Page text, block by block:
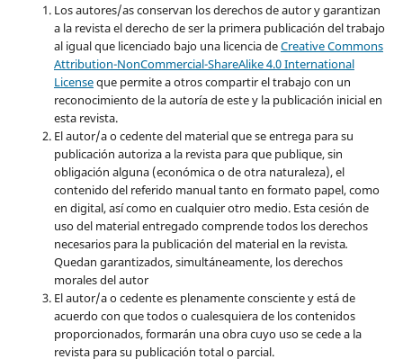
Los autores/as conservan los derechos de autor y garantizan
a la revista el derecho de ser la primera publicación del trabajo
al igual que licenciado bajo una licencia deCreative Commons
Attribution-NonCommercial-ShareAlike 4.0 International
Licenseque permite a otros compartir el trabajo con un
reconocimiento de la autoría de este y la publicación inicial en
esta revista.
El autor/a o cedente del material que se entrega para su
publicación autoriza a la revista para que publique, sin
obligación alguna (económica o de otra naturaleza), el
contenido del referido manual tanto en formato papel, como
en digital, así como en cualquier otro medio. Esta cesión de
uso del material entregado comprende todos los derechos
necesarios para la publicación del material en la revista.
Quedan garantizados, simultáneamente, los derechos
morales del autor
El autor/a o cedente es plenamente consciente y está de
acuerdo con que todos o cualesquiera de los contenidos
proporcionados, formarán una obra cuyo uso se cede a la
revista para su publicación total o parcial.